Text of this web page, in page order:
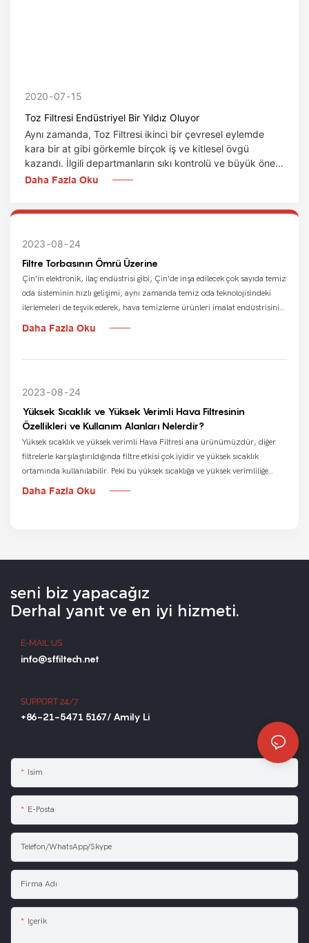
Toz Filtresi Endüstriyel Bir Yıldız Oluyor
Aynı zamanda, Toz Filtresi ikinci bir çevresel eylemde
kara bir at gibi görkemle birçok iş ve kitlesel övgü
kazandı. İlgili departmanların sıkı kontrolü ve büyük önem
taşıyan alanda yerel çevre koruması ile birleştiğinde, Toz
2020 07 15
Daha Fazla Oku
Filtre Torbasının Ömrü Üzerine
Çin'in elektronik, ilaç endüstrisi gibi, Çin'de inşa edilecek çok sayıda temiz
oda sisteminin hızlı gelişimi, aynı zamanda temiz oda teknolojisindeki
ilerlemeleri de teşvik ederek, hava temizleme ürünleri imalat endüstrisinin
2023 08 24
Daha Fazla Oku
Yüksek Sıcaklık ve Yüksek Verimli Hava Filtresinin
Özellikleri ve Kullanım Alanları Nelerdir?
Yüksek sıcaklık ve yüksek verimli Hava Filtresi ana ürünümüzdür, diğer
filtrelerle karşılaştırıldığında filtre etkisi çok iyidir ve yüksek sıcaklık
ortamında kullanılabilir. Peki bu yüksek sıcaklığa ve yüksek verimliliğe
2023 08 24
Daha Fazla Oku
seni biz yapacağız
Derhal yanıt ve en iyi hizmeti.
E-MAIL US
info@sffiltech.net
SUPPORT 24/7
+86-21-5471 5167/ Amily Li
Isim
E-Posta
Telefon/WhatsApp/Skype
Firma Adı
Içerik